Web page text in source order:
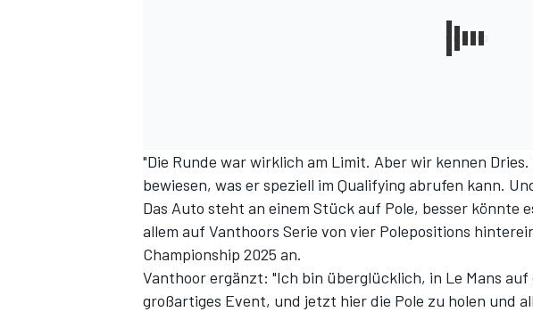
"Die Runde war wirklich am Limit. Aber wir kennen
bewiesen, was er speziell im Qualifying abrufen kann.
Das Auto steht an einem Stück auf Pole, besser könnte
allem auf Vanthoors Serie von vier Polepositions
Championship 2025 an.
Vanthoor ergänzt: "Ich bin überglücklich, in Le Mans auf
großartiges Event, und jetzt hier die Pole zu holen und